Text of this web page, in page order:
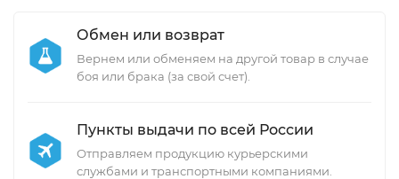
Обмен или возврат
Вернем или обменяем на другой товар в случае
боя или брака (за свой счет).
Пункты выдачи по всей России
Отправляем продукцию курьерскими
службами и транспортными компаниями.